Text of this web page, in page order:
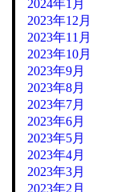
2024年1月
2023年12月
2023年11月
2023年10月
2023年9月
2023年8月
2023年7月
2023年6月
2023年5月
2023年4月
2023年3月
2023年2月